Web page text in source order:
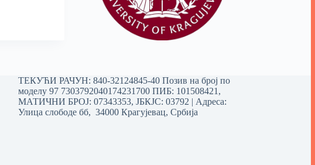
ТЕКУЋИ РАЧУН: 840-32124845-40 Позив на број по
моделу 97 7303792040174231700ПИБ: 101508421,
МАТИЧНИ БРОЈ: 07343353, ЈБКЈС: 03792 | Aдреса:
Улица слободе бб, 34000 Крагујевац, Србија